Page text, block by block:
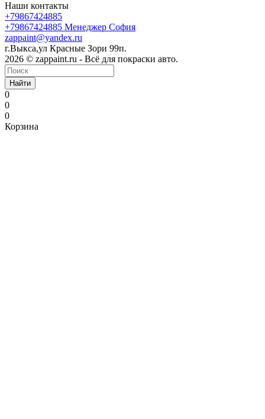
Наши контакты
+79867424885
+79867424885 Менеджер София
zappaint@yandex.ru
г.Выкса,ул Красные Зори 99п.
2026 © zappaint.ru - Всё для покраски авто.
Найти
0
0
0
Корзина